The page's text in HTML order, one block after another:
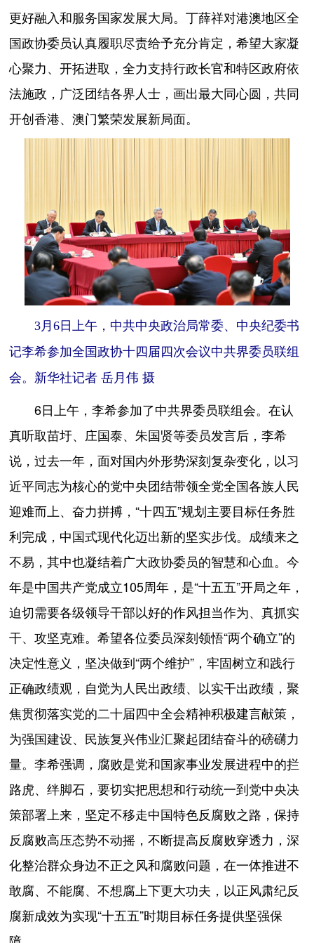
更好融入和服务国家发展大局。丁薛祥对港澳地区全
国政协委员认真履职尽责给予充分肯定，希望大家凝
心聚力、开拓进取，全力支持行政长官和特区政府依
法施政，广泛团结各界人士，画出最大同心圆，共同
开创香港、澳门繁荣发展新局面。
3月6日上午，中共中央政治局常委、中央纪委书
记李希参加全国政协十四届四次会议中共界委员联组
会。新华社记者 岳月伟 摄
6日上午，李希参加了中共界委员联组会。在认
真听取苗圩、庄国泰、朱国贤等委员发言后，李希
说，过去一年，面对国内外形势深刻复杂变化，以习
近平同志为核心的党中央团结带领全党全国各族人民
迎难而上、奋力拼搏，“十四五”规划主要目标任务胜
利完成，中国式现代化迈出新的坚实步伐。成绩来之
不易，其中也凝结着广大政协委员的智慧和心血。今
年是中国共产党成立105周年，是“十五五”开局之年，
迫切需要各级领导干部以好的作风担当作为、真抓实
干、攻坚克难。希望各位委员深刻领悟“两个确立”的
决定性意义，坚决做到“两个维护”，牢固树立和践行
正确政绩观，自觉为人民出政绩、以实干出政绩，聚
焦贯彻落实党的二十届四中全会精神积极建言献策，
为强国建设、民族复兴伟业汇聚起团结奋斗的磅礴力
量。李希强调，腐败是党和国家事业发展进程中的拦
路虎、绊脚石，要切实把思想和行动统一到党中央决
策部署上来，坚定不移走中国特色反腐败之路，保持
反腐败高压态势不动摇，不断提高反腐败穿透力，深
化整治群众身边不正之风和腐败问题，在一体推进不
敢腐、不能腐、不想腐上下更大功夫，以正风肃纪反
腐新成效为实现“十五五”时期目标任务提供坚强保